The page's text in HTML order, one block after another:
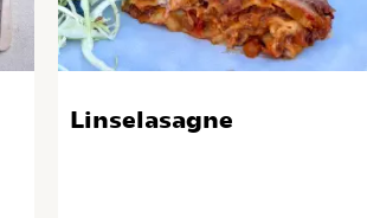
Linselasagne